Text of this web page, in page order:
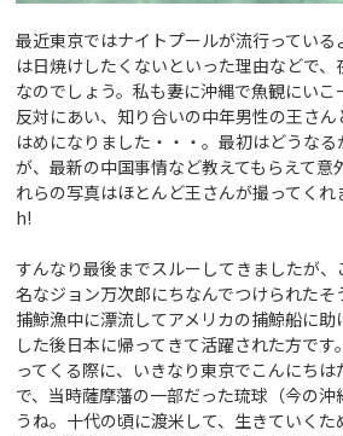
最近東京ではナイトプールが流行ってい
は日焼けしたくないといった理由などで
なのでしょう。私も妻に沖縄で魚観にい
反対にあい、知り合いの中年男性の王さ
はめになりました・・・。最初はどうな
が、最新の中国事情など教えてもらえて意
れらの写真はほとんど王さんが撮ってく
h!
すんなり最後までスルーしてきましたが
名なジョン万次郎にちなんでつけられた
捕鯨漁中に漂流してアメリカの捕鯨船に
した後日本に帰ってきて活躍された方で
ってくる際に、いきなり東京でこんにち
で、当時薩摩藩の一部だった琉球（今の
うね。十代の頃に渡米して、生きていく